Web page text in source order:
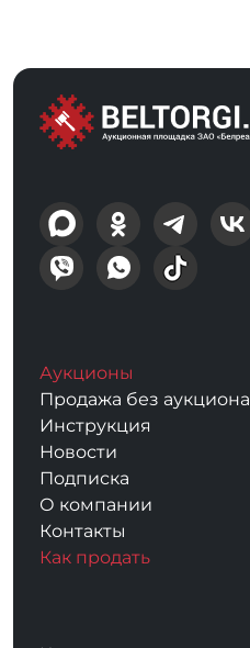
Аукционы
Продажа без аукциона
Инструкция
Новости
Подписка
О компании
Контакты
Как продать